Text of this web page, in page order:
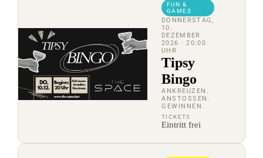
FUN &
GAMES
DONNERSTAG,
10.
DEZEMBER
2026 · 20:00
UHR
Tipsy
Bingo
ANKREUZEN.
ANSTOSSEN. G
EWINNEN.
TICKETS
Eintritt frei